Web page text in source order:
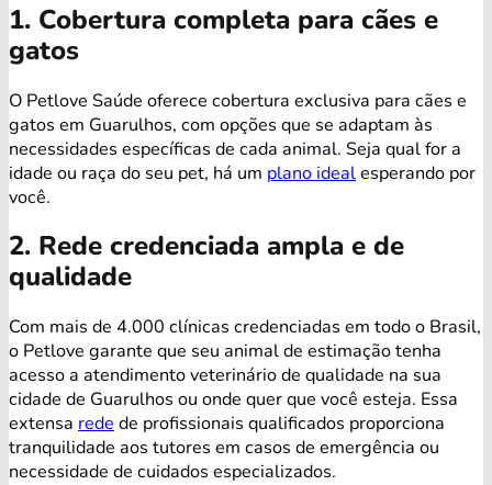
1. Cobertura completa para cães e
gatos
O Petlove Saúde oferece cobertura exclusiva para cães e
gatos em Guarulhos, com opções que se adaptam às
necessidades específicas de cada animal. Seja qual for a
idade ou raça do seu pet, há um plano idealesperando por
você.
2. Rede credenciada ampla e de
qualidade
Com mais de 4.000 clínicas credenciadas em todo o Brasil,
o Petlove garante que seu animal de estimação tenha
acesso a atendimento veterinário de qualidade na sua
cidade de Guarulhos ou onde quer que você esteja. Essa
extensa rede de profissionais qualificados proporciona
tranquilidade aos tutores em casos de emergência ou
necessidade de cuidados especializados.